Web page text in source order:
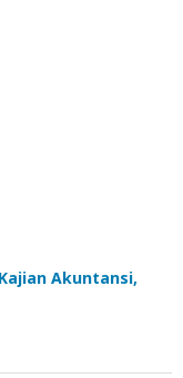
Akuntansi,